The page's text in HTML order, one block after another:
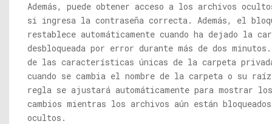
Además, puede obtener acceso a los archivos
si ingresa la contraseña correcta. Además, el
restablece automáticamente cuando ha dejado la
desbloqueada por error durante más de dos
de las características únicas de la carpeta
cuando se cambia el nombre de la carpeta o su
regla se ajustará automáticamente para mostrar los
cambios mientras los archivos aún están
ocultos.